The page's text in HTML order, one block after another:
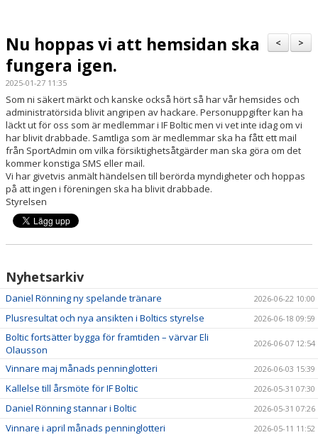
GÅ PÅ MATCH
BILJETTER
TRUPPEN
OM KLUBBEN
EXPRESSEN PLAY
>
<
Nu hoppas vi att hemsidan ska
fungera igen.
2025-01-27 11:35
Som ni säkert märkt och kanske också hört så har vår hemsides och
administratörsida blivit angripen av hackare. Personuppgifter kan ha
läckt ut för oss som är medlemmar i IF Boltic men vi vet inte idag om vi
har blivit drabbade. Samtliga som är medlemmar ska ha fått ett mail
från SportAdmin om vilka försiktighetsåtgärder man ska göra om det
kommer konstiga SMS eller mail.
Vi har givetvis anmält händelsen till berörda myndigheter och hoppas
på att ingen i föreningen ska ha blivit drabbade.
Styrelsen
Nyhetsarkiv
Daniel Rönning ny spelande tränare 2026-06-22 10:00
Plusresultat och nya ansikten i Boltics styrelse 2026-06-18 09:59
Boltic fortsätter bygga för framtiden – värvar Eli
Olausson
2026-06-07 12:54
Vinnare maj månads penninglotteri 2026-06-03 15:39
Kallelse till årsmöte för IF Boltic 2026-05-31 07:30
Daniel Rönning stannar i Boltic 2026-05-31 07:26
Vinnare i april månads penninglotteri 2026-05-11 11:52